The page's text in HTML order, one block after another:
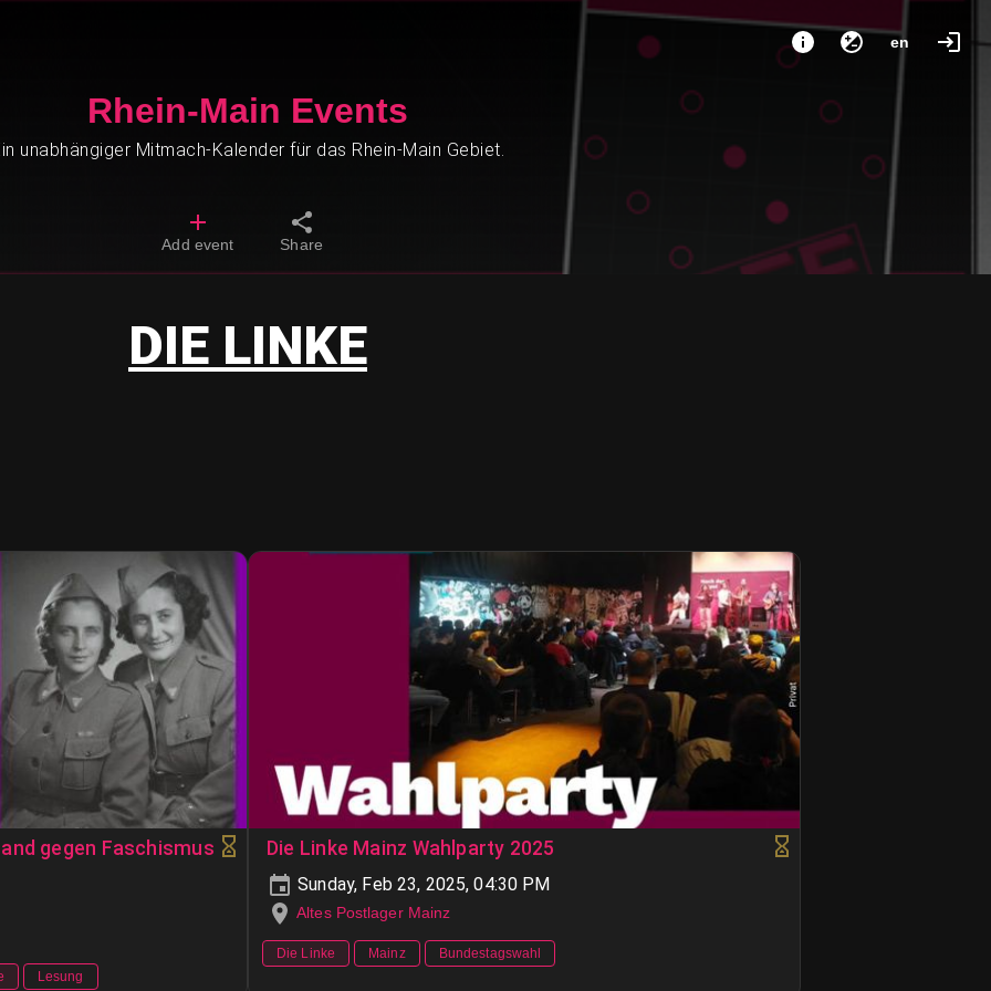
en
Rhein-Main Events
unabhängiger Mitmach-Kalender für das Rhein-Main Gebiet.
Add event Share
DIE LINKE
gegen Faschismus
Lesung
Die Linke Mainz Wahlparty 2025
Sunday, Feb 23, 2025, 04:30 PM
Altes Postlager Mainz
Die Linke Mainz Bundestagswahl